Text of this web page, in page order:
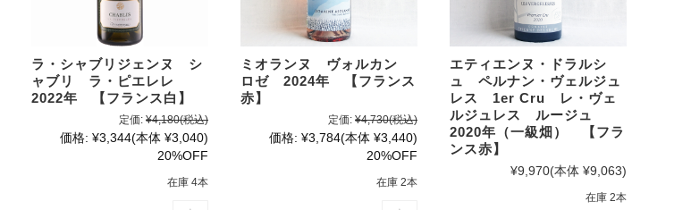
ラ・シャブリジェンヌ シ
ャブリ ラ・ピエレレ
2022年 【フランス白】
定価: ¥4,180(税込)
価格: ¥3,344(本体 ¥3,040)
20%OFF
在庫 4本
ミオランヌ ヴォルカン
ロゼ 2024年 【フランス
赤】
定価: ¥4,730(税込)
価格: ¥3,784(本体 ¥3,440)
20%OFF
在庫 2本
エティエンヌ・ドラルシ
ュ ペルナン・ヴェルジュ
レス 1er Cru レ・ヴェ
ルジュレス ルージュ
2020年（一級畑） 【フラ
ンス赤】
¥9,970(本体 ¥9,063)
在庫 2本